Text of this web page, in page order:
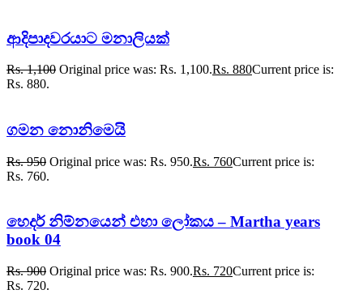
ආදිපාදවරයාට මනාලියක්
Rs.1,100 Original price was: Rs. 1,100.Rs. 880Current price is:
Rs. 880.
ගමන නොනිමෙයි
Rs.950 Original price was: Rs. 950.Rs. 760Current price is:
Rs. 760.
හෙදර් නිම්නයෙන් එහා ලෝකය – Martha years
book 04
Rs.900 Original price was: Rs. 900.Rs. 720Current price is:
Rs. 720.